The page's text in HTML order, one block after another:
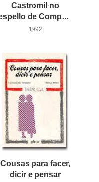
Castromil no
espello de Compostela
1992
Cousas para facer,
dicir e pensar